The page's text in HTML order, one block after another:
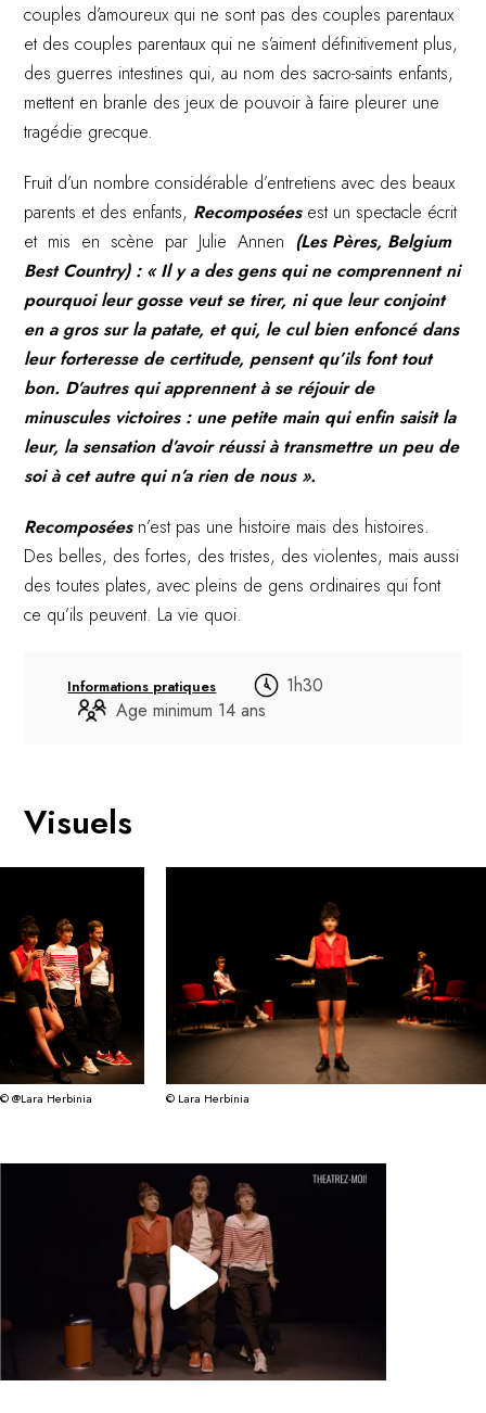
couples d’amoureux qui ne sont pas des couples parentaux
et des couples parentaux qui ne s’aiment définitivement plus,
des guerres intestines qui, au nom des sacro-saints enfants,
mettent en branle des jeux de pouvoir à faire pleurer une
tragédie grecque.
Fruit d’un nombre considérable d’entretiens avec des beaux
parents et des enfants, Recomposéesest un spectacle écrit
et mis en scène par Julie Annen (Les Pères, Belgium
Best Country) : « Il y a des gens qui ne comprennent ni
pourquoi leur gosse veut se tirer, ni que leur conjoint
en a gros sur la patate, et qui, le cul bien enfoncé dans
leur forteresse de certitude, pensent qu’ils font tout
bon. D’autres qui apprennent à se réjouir de
minuscules victoires : une petite main qui enfin saisit la
leur, la sensation d’avoir réussi à transmettre un peu de
soi à cet autre qui n’a rien de nous ».
Recomposées n’est pas une histoire mais des histoires.
Des belles, des fortes, des tristes, des violentes, mais aussi
des toutes plates, avec pleins de gens ordinaires qui font
ce qu’ils peuvent. La vie quoi.
Informations pratiques
1h30
Age minimum 14 ans
Visuels
© @Lara Herbinia © Lara Herbinia